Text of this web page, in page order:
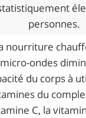
personnes.
nourriture
micro-ondes
du corps à
du
C, la